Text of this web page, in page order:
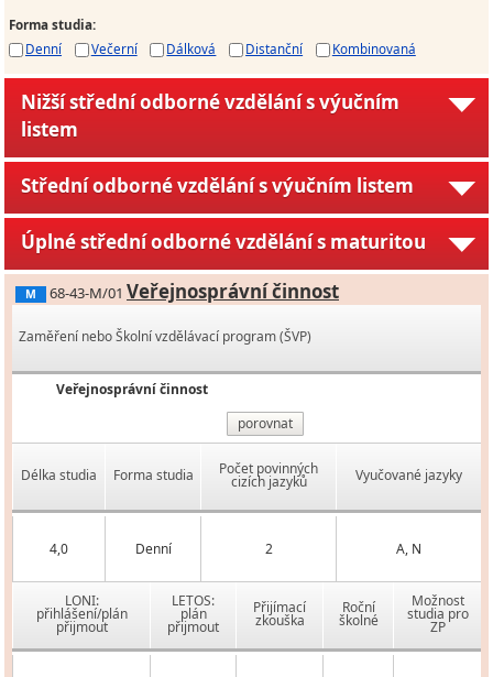
Forma studia:
Denní
Večerní Dálková Distanční Kombinovaná
Nižší střední odborné vzdělání s výučním
listem
Střední odborné vzdělání s výučním listem
Úplné střední odborné vzdělání s maturitou
M 68-43-M/01 Veřejnosprávní činnost
Zaměření nebo Školní vzdělávací program (ŠVP)
Veřejnosprávní činnost
porovnat
Délka studia Forma studia Počet povinných
cizích jazyků Vyučované jazyky
4,0 Denní 2 A, N
LONI:
přihlášení/plán
přijmout
LETOS:
plán
přijmout
Přijímací
zkouška
Roční
školné
Možnost
studia pro
ZP